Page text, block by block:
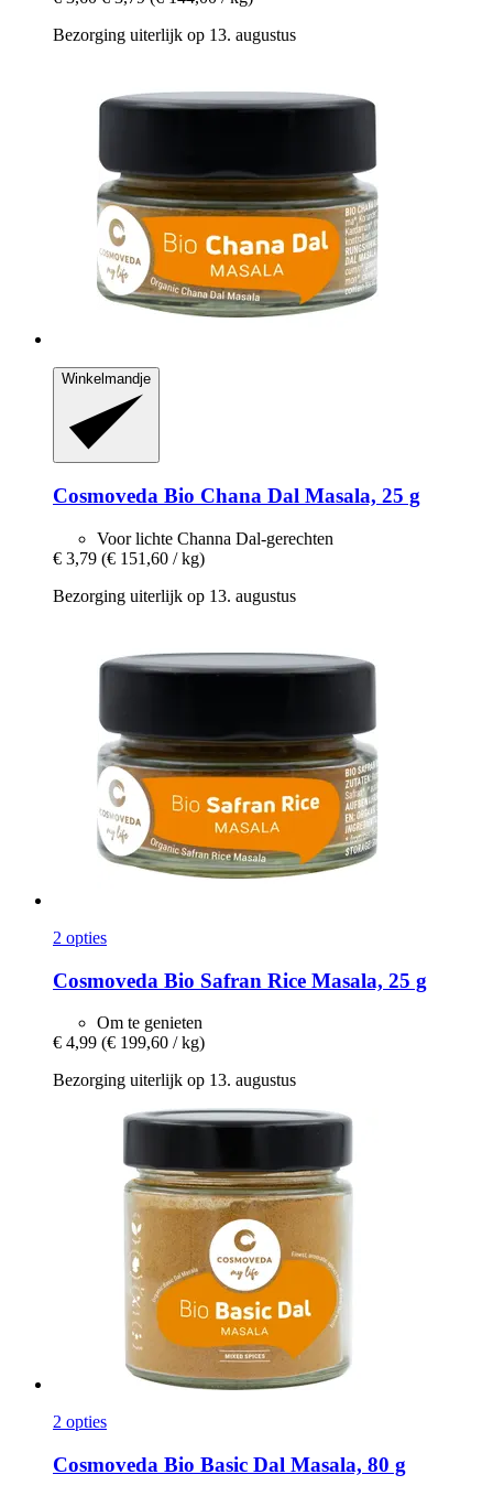
Bezorging uiterlijk op 13. augustus
Winkelmandje
Cosmoveda Bio Chana Dal Masala, 25 g
Voor lichte Channa Dal-gerechten
€ 3,79 (€ 151,60 / kg)
Bezorging uiterlijk op 13. augustus
2 opties
Cosmoveda Bio Safran Rice Masala, 25 g
Om te genieten
€ 4,99 (€ 199,60 / kg)
Bezorging uiterlijk op 13. augustus
2 opties
Cosmoveda Bio Basic Dal Masala, 80 g